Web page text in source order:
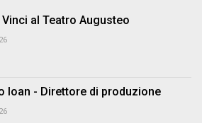
Vinci al Teatro Augusteo
Ioan - Direttore di produzione